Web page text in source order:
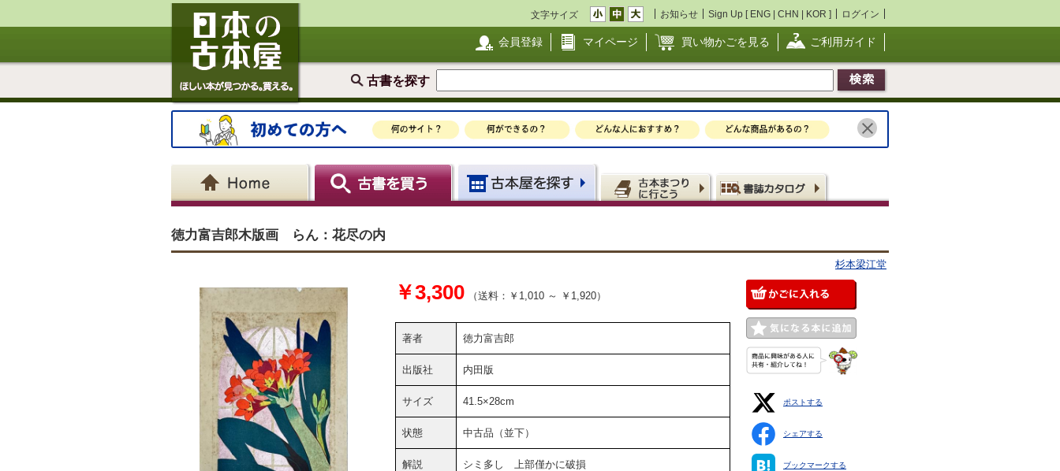
文字サイズ お知らせ Sign Up [ ENG | CHN | KOR ] ログイン
会員登録 マイページ 買い物かごを見る ご利用ガイド
古書を探す
徳力富吉郎木版画 らん：花尽の内
杉本梁江堂
￥3,300 （送料：￥1,010 ～ ￥1,920）
著者 徳力富吉郎
出版社 内田版
サイズ 41.5×28cm
状態 中古品（並下）
解説 シミ多し 上部僅かに破損
ポストする
シェアする
ブックマークする